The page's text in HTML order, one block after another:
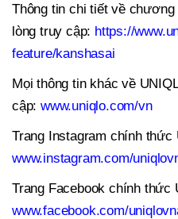
Thông tin chi tiết về
lòng truy cập: https://
feature/kanshasai
Mọi thông tin khác về
cập: www.uniqlo.com/vn
Trang Instagram chính thức
www.instagram.com/
Trang Facebook chính thức
www.facebook.com/